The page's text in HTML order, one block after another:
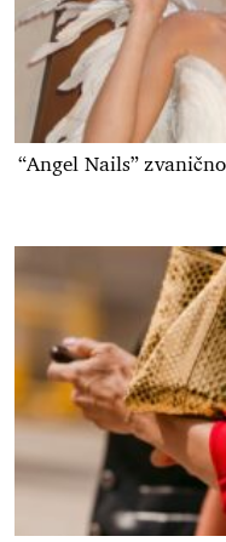
“Angel Nails”